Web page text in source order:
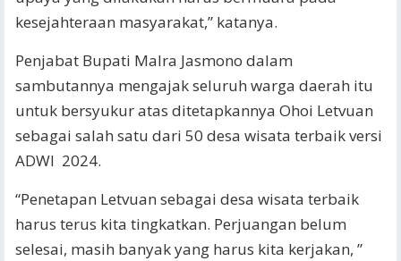
kesejahteraan masyarakat,” katanya.
Penjabat Bupati Malra Jasmono dalam
sambutannya mengajak seluruh warga daerah itu
untuk bersyukur atas ditetapkannya Ohoi Letvuan
sebagai salah satu dari 50 desa wisata terbaik versi
ADWI 2024.
“Penetapan Letvuan sebagai desa wisata terbaik
harus terus kita tingkatkan. Perjuangan belum
selesai, masih banyak yang harus kita kerjakan, ”